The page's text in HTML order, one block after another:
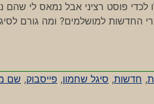
פוסט רציני אבל נמאס לי שהם
החדשות למושלמים? ומה גורם
, חדשות, סיגל שחמון, פייסבוק, שם